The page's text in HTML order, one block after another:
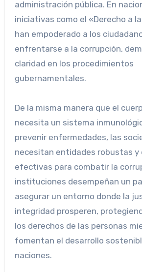
administración pública. En
iniciativas como el «Derecho a
han empoderado a los
enfrentarse a la corrupción,
claridad en los procedimientos
gubernamentales.
De la misma manera que el
necesita un sistema
prevenir enfermedades, las
necesitan entidades robustas y
efectivas para combatir la
instituciones desempeñan un
asegurar un entorno donde la
integridad prosperen,
los derechos de las personas
fomentan el desarrollo
naciones.